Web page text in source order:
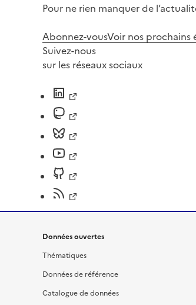
Pour ne rien manquer de
Abonnez-vousVoir nos prochains
Suivez-nous
sur les réseaux sociaux
Données ouvertes
Thématiques
Données de référence
Catalogue de données